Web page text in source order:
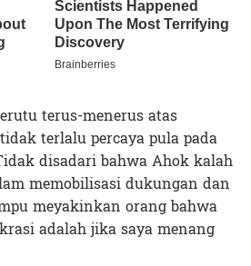
terus-menerus atas
terlalu percaya pula pada
disadari bahwa Ahok kalah
memobilisasi dukungan dan
meyakinkan orang bahwa
adalah jika saya menang